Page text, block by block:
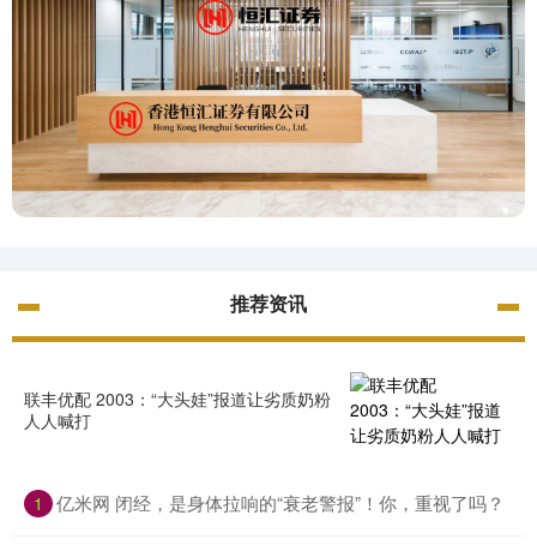
推荐资讯
联丰优配 2003：“大头娃”报道让劣质奶粉
人人喊打
1 亿米网 闭经，是身体拉响的“衰老警报”！你，重视了吗？